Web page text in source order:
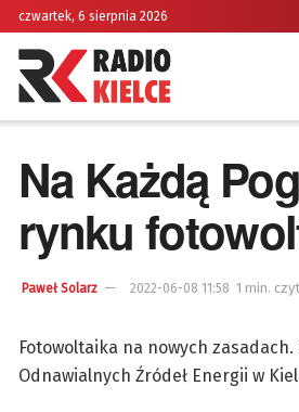
czwartek, 6 sierpnia 2026
Na Każdą
rynku
Paweł Solarz 2022-06-08 11:58 1 min.
Fotowoltaika na nowych
Odnawialnych Źródeł Energii w